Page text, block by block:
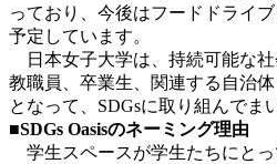
っており、今後はフードドライ
予定しています。
日本女子大学は、持続可能な社
教職員、卒業生、関連する自治
となって、SDGsに取り組んでま
■SDGs Oasisのネーミング理由
学生スペースが学生たちにと